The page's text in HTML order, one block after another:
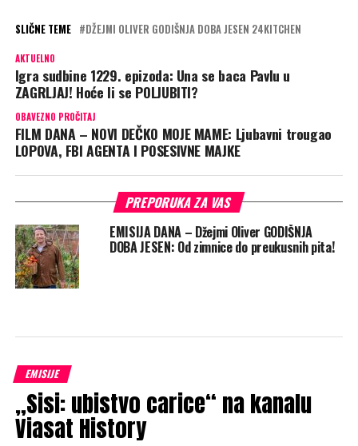
SLIČNE TEME DŽEJMI OLIVER GODIŠNJA DOBA JESEN 24KITCHEN
AKTUELNO
Igra sudbine 1229. epizoda: Una se baca Pavlu u
ZAGRLJAJ! Hoće li se POLJUBITI?
OBAVEZNO PROČITAJ
FILM DANA – NOVI DEČKO MOJE MAME: Ljubavni trougao
LOPOVA, FBI AGENTA I POSESIVNE MAJKE
PREPORUKA ZA VAS
EMISIJA DANA – Džejmi Oliver GODIŠNJA
DOBA JESEN: Od zimnice do preukusnih pita!
EMISIJE
„Sisi: ubistvo carice“ na kanalu
Viasat History